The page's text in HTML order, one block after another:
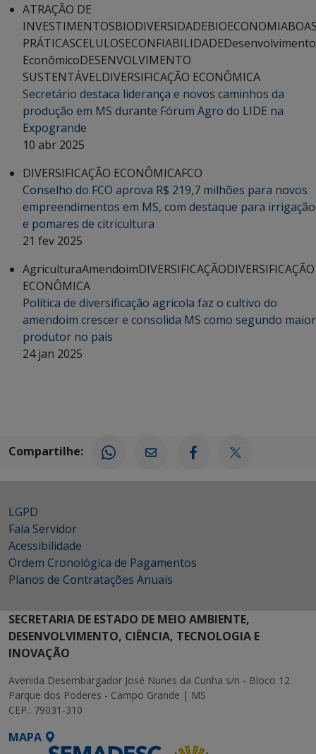
ATRAÇÃO DE
INVESTIMENTOSBIODIVERSIDADEBIOECONOMIA
PRÁTICASCELULOSECONFIABILIDADEDesenvolvimento
EconômicoDESENVOLVIMENTO
SUSTENTÁVELDIVERSIFICAÇÃO ECONÔMICA
Secretário destaca liderança e novos caminhos da
produção em MS durante Fórum Agro do LIDE na
Expogrande
10 abr 2025
DIVERSIFICAÇÃO ECONÔMICAFCO
Conselho do FCO aprova R$ 219,7 milhões para novos
empreendimentos em MS, com destaque para irrigação
e pomares de citricultura
21 fev 2025
AgriculturaAmendoimDIVERSIFICAÇÃODIVERSIFICAÇÃO
ECONÔMICA
Política de diversificação agrícola faz o cultivo do
amendoim crescer e consolida MS como segundo maior
produtor no país
24 jan 2025
Compartilhe:
LGPD
Fala Servidor
Acessibilidade
Ordem Cronológica de Pagamentos
Planos de Contratações Anuais
SECRETARIA DE ESTADO DE MEIO AMBIENTE,
DESENVOLVIMENTO, CIÊNCIA, TECNOLOGIA E
INOVAÇÃO
Avenida Desembargador José Nunes da Cunha s/n - Bloco 12
Parque dos Poderes - Campo Grande | MS
CEP.: 79031-310
MAPA